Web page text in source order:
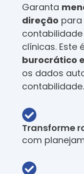
Garanta
direção
clínicas. Este
burocrático
os dados
contabilidade.
Transforme
com